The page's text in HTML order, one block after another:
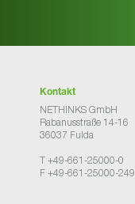
Kontakt
NETHINKS GmbH
Rabanusstraße 14-16
36037 Fulda
T +49-661-25000-0
F +49-661-25000-249